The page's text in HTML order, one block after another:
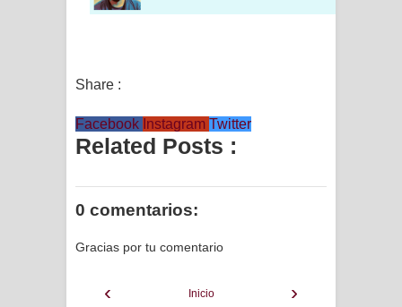
Share :
Facebook Instagram Twitter
Related Posts :
0 comentarios:
Gracias por tu comentario
‹ ›
Inicio